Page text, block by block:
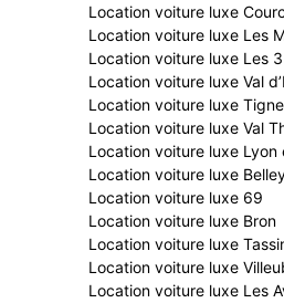
Location voiture luxe
Location voiture luxe Les
Location voiture luxe Les
Location voiture luxe Val
Location voiture luxe
Location voiture luxe Val
Location voiture luxe Lyon
Location voiture luxe
Location voiture luxe 69
Location voiture luxe Bron
Location voiture luxe
Location voiture luxe
Location voiture luxe Les